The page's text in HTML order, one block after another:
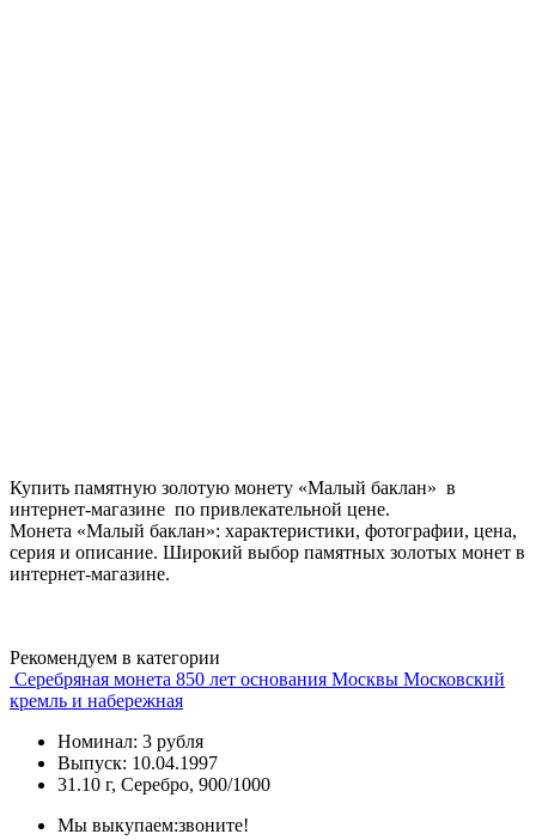
Купить памятную золотую монету «Малый баклан» в
интернет-магазине по привлекательной цене.
Монета «Малый баклан»: характеристики, фотографии, цена,
серия и описание. Широкий выбор памятных золотых монет в
интернет-магазине.
Рекомендуем в категории
Серебряная монета 850 лет основания Москвы Московский
кремль и набережная
Номинал: 3 рубля
Выпуск: 10.04.1997
31.10 г, Серебро, 900/1000
Мы выкупаем:звоните!